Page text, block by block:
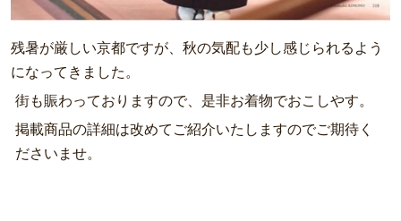
残暑が厳しい京都ですが、秋の気配も少し感じられるよう
になってきました。
街も賑わっておりますので、是非お着物でおこしやす。
掲載商品の詳細は改めてご紹介いたしますのでご期待く
ださいませ。